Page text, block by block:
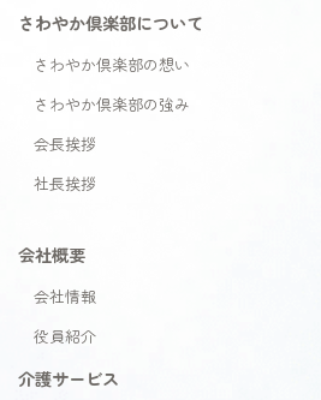
さわやか倶楽部について
さわやか倶楽部の想い
さわやか倶楽部の強み
会長挨拶
社長挨拶
会社概要
会社情報
役員紹介
介護サービス